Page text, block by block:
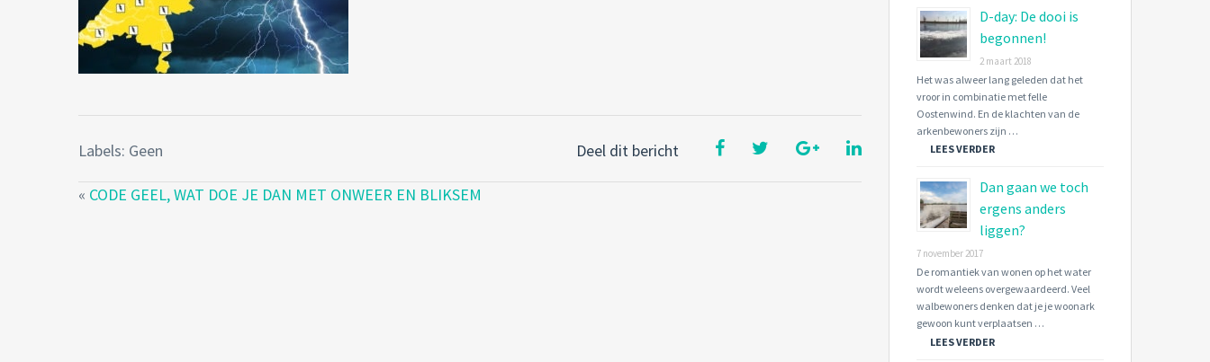
Deel dit bericht
Labels: Geen
« CODE GEEL, WAT DOE JE DAN MET ONWEER EN BLIKSEM
D-day: De dooi is
begonnen!
2 maart 2018
Het was alweer lang geleden dat het
vroor in combinatie met felle
Oostenwind. En de klachten van de
arkenbewoners zijn …
LEES VERDER
Dan gaan we toch
ergens anders
liggen?
7 november 2017
De romantiek van wonen op het water
wordt weleens overgewaardeerd. Veel
walbewoners denken dat je je woonark
gewoon kunt verplaatsen …
LEES VERDER